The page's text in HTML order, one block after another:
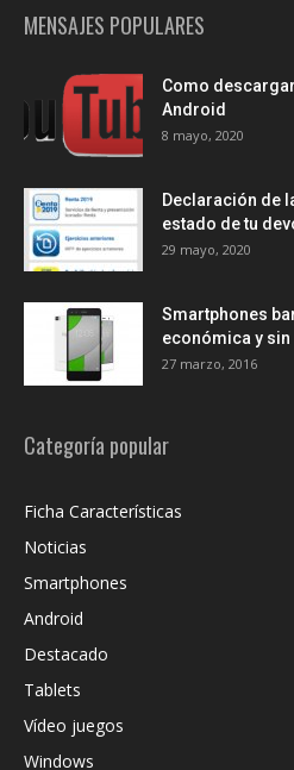
MENSAJES POPULARES
Como
Android
8 mayo, 2020
Declaración de
estado de tu
29 mayo, 2020
Smartphones
económica y sin
27 marzo, 2016
Categoría popular
Ficha Características
Noticias
Smartphones
Android
Destacado
Tablets
Vídeo juegos
Windows